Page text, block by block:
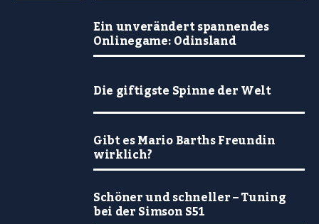
Ein unverändert spannendes
Onlinegame: Odinsland
Die giftigste Spinne der Welt
Gibt es Mario Barths Freundin
wirklich?
Schöner und schneller – Tuning
bei der Simson S51